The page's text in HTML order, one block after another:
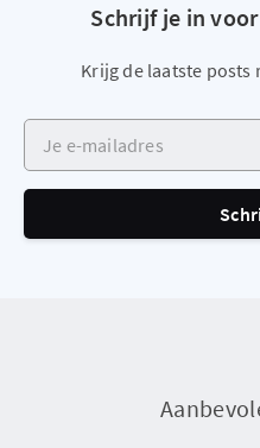
Schrijf je in
Krijg de laatste posts
Je e-mailadres